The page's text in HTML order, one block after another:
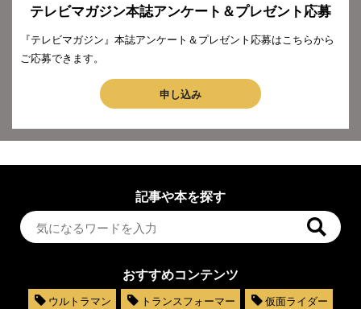
テレビマガジン本誌アンケート＆プレゼント応募
『テレビマガジン』本誌アンケート＆プレゼント応募はこちらから
ご応募できます。
申し込み
記事や本を探す
おすすめコンテンツ
ウルトラマン トランスフォーマー
仮面ライダー